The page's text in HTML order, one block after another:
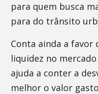
para quem busca
para do trânsito
Conta ainda a favor
liquidez no
ajuda a conter a
melhor o valor